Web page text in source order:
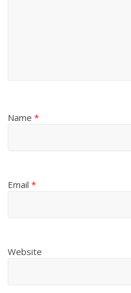
Name*
Email*
Website